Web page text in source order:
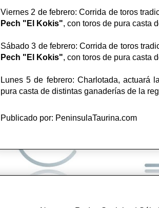
Viernes 2 de febrero: Corrida de toros
Pech "El Kokis", con toros de pura casta
Sábado 3 de febrero: Corrida de toros
Pech "El Kokis", con toros de pura casta
Lunes 5 de febrero: Charlotada, actuará
pura casta de distintas ganaderías de la
Publicado por: PeninsulaTaurina.com